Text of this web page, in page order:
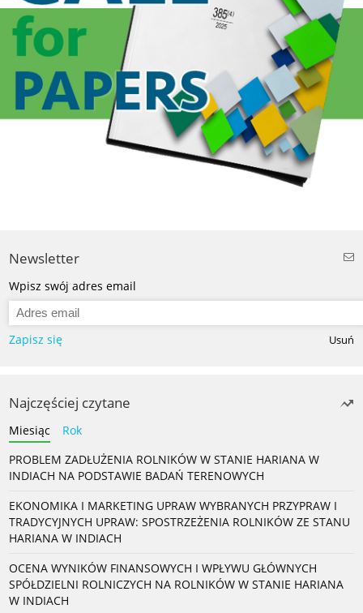
Newsletter
Wpisz swój adres email
Zapisz się Usuń
Najczęściej czytane
Miesiąc
Rok
PROBLEM ZADŁUŻENIA ROLNIKÓW W STANIE HARIANA W
INDIACH NA PODSTAWIE BADAŃ TERENOWYCH
EKONOMIKA I MARKETING UPRAW WYBRANYCH PRZYPRAW I
TRADYCYJNYCH UPRAW: SPOSTRZEŻENIA ROLNIKÓW ZE STANU
HARIANA W INDIACH
OCENA WYNIKÓW FINANSOWYCH I WPŁYWU GŁÓWNYCH
SPÓŁDZIELNI ROLNICZYCH NA ROLNIKÓW W STANIE HARIANA
W INDIACH